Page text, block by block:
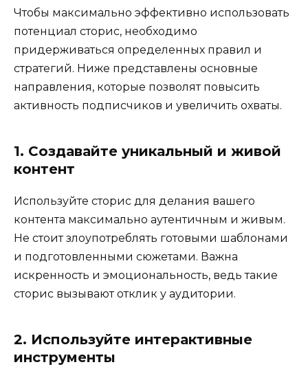
Чтобы максимально эффективно использовать
потенциал сторис, необходимо
придерживаться определенных правил и
стратегий. Ниже представлены основные
направления, которые позволят повысить
активность подписчиков и увеличить охваты.
1. Создавайте уникальный и живой
контент
Используйте сторис для делания вашего
контента максимально аутентичным и живым.
Не стоит злоупотреблять готовыми шаблонами
и подготовленными сюжетами. Важна
искренность и эмоциональность, ведь такие
сторис вызывают отклик у аудитории.
2. Используйте интерактивные
инструменты